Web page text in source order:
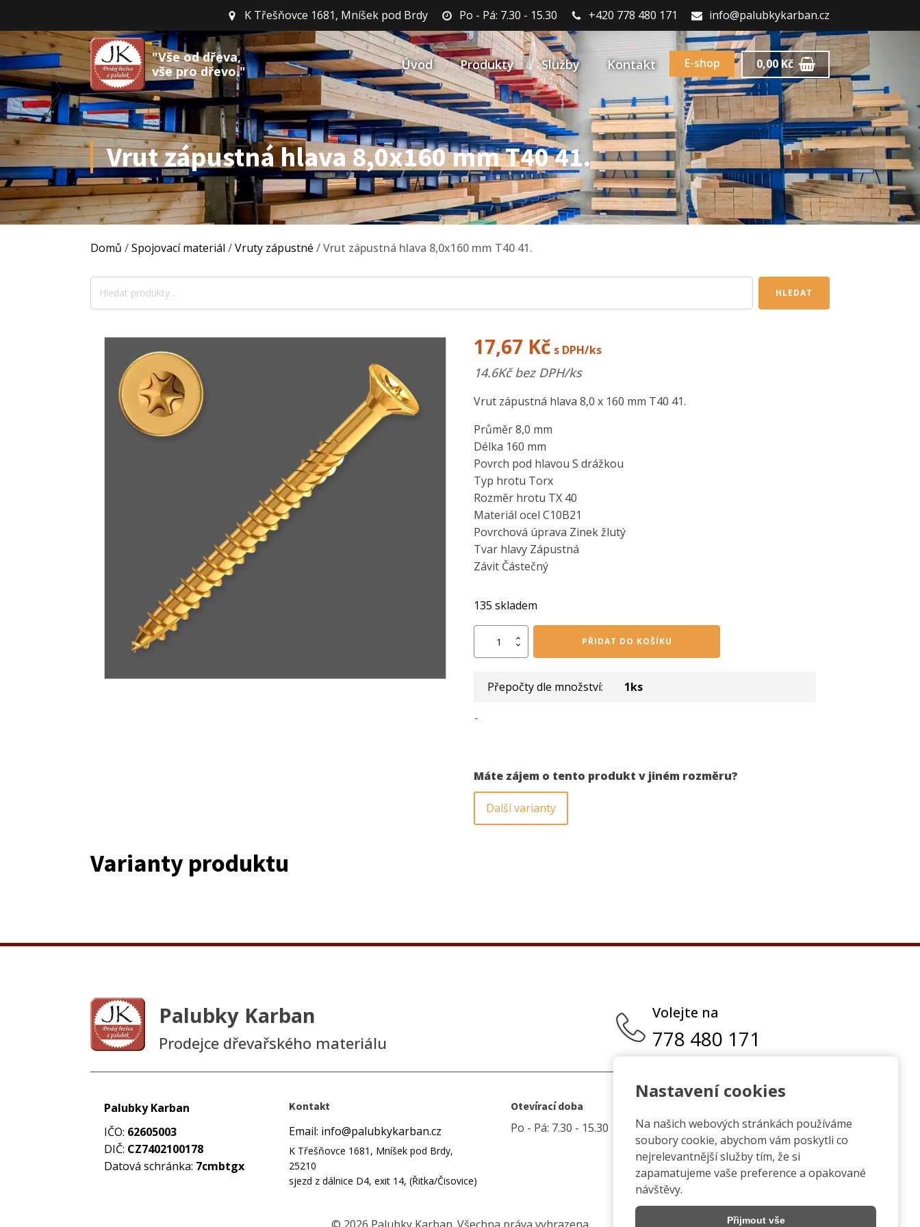
K Třešňovce 1681, Mníšek pod Brdy Po - Pá: 7.30 - 15.30 +420 778 480 171 info@palubkykarban.cz
"Vše od dřeva,
vše pro dřevo."
Úvod Produkty Služby Kontakt E-shop 0,00 Kč
Vrut zápustná hlava 8,0x160 mm T40 41.
Domů /Spojovací materiál /Vruty zápustné / Vrut zápustná hlava 8,0x160 mm T40 41.
Hledat: HLEDAT
17,67 Kč s DPH/ks
14.6Kč bez DPH/ks
Vrut zápustná hlava 8,0 x 160 mm T40 41.
Průměr 8,0 mm
Délka 160 mm
Povrch pod hlavou S drážkou
Typ hrotu Torx
Rozměr hrotu TX 40
Materiál ocel C10B21
Povrchová úprava Zinek žlutý
Tvar hlavy Zápustná
Závit Částečný
135 skladem
PŘIDAT DO KOŠÍKU
Přepočty dle množství: 1ks
-
Máte zájem o tento produkt v jiném rozměru?
Další varianty
Varianty produktu
Palubky Karban
Prodejce dřevařského materiálu
Volejte na
778 480 171
Palubky Karban
IČO: 62605003
DIČ: CZ7402100178
Datová schránka: 7cmbtgx
Kontakt
Email: info@palubkykarban.cz
K Třešňovce 1681, Mníšek pod Brdy,
25210
sjezd z dálnice D4, exit 14, (Řitka/Čisovice)
Otevírací doba
Po - Pá: 7.30 - 15.30
prodejně.
Nastavení cookies
Na našich webových stránkách používáme
soubory cookie, abychom vám poskytli co
nejrelevantnější služby tím, že si
zapamatujeme vaše preference a opakované
návštěvy.
Přijmout vše